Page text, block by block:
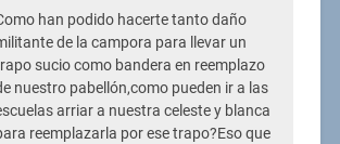
han podido hacerte tanto daño
de la campora para llevar un
sucio como bandera en reemplazo
nuestro pabellón,como pueden ir a las
arriar a nuestra celeste y blanca
reemplazarla por ese trapo?Eso que